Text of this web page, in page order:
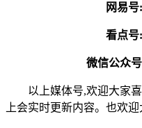
网易号:书画
看点号:书画
微信公众号:书
以上媒体号,欢迎大家
上会实时更新内容。也欢